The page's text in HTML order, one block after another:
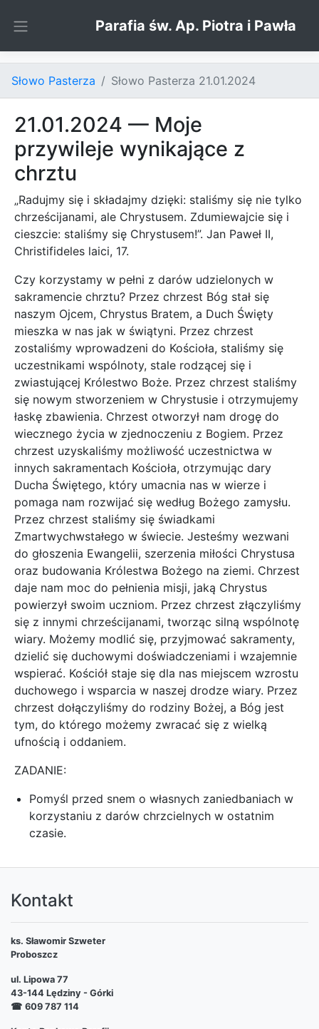
Parafia św. Ap. Piotra i Pawła
Słowo Pasterza Słowo Pasterza 21.01.2024
21.01.2024 — Moje
przywileje wynikające z
chrztu
„Radujmy się i składajmy dzięki: staliśmy się nie tylko
chrześcijanami, ale Chrystusem. Zdumiewajcie się i
cieszcie: staliśmy się Chrystusem!”. Jan Paweł II,
Christifideles laici, 17.
Czy korzystamy w pełni z darów udzielonych w
sakramencie chrztu? Przez chrzest Bóg stał się
naszym Ojcem, Chrystus Bratem, a Duch Święty
mieszka w nas jak w świątyni. Przez chrzest
zostaliśmy wprowadzeni do Kościoła, staliśmy się
uczestnikami wspólnoty, stale rodzącej się i
zwiastującej Królestwo Boże. Przez chrzest staliśmy
się nowym stworzeniem w Chrystusie i otrzymujemy
łaskę zbawienia. Chrzest otworzył nam drogę do
wiecznego życia w zjednoczeniu z Bogiem. Przez
chrzest uzyskaliśmy możliwość uczestnictwa w
innych sakramentach Kościoła, otrzymując dary
Ducha Świętego, który umacnia nas w wierze i
pomaga nam rozwijać się według Bożego zamysłu.
Przez chrzest staliśmy się świadkami
Zmartwychwstałego w świecie. Jesteśmy wezwani
do głoszenia Ewangelii, szerzenia miłości Chrystusa
oraz budowania Królestwa Bożego na ziemi. Chrzest
daje nam moc do pełnienia misji, jaką Chrystus
powierzył swoim uczniom. Przez chrzest złączyliśmy
się z innymi chrześcijanami, tworząc silną wspólnotę
wiary. Możemy modlić się, przyjmować sakramenty,
dzielić się duchowymi doświadczeniami i wzajemnie
wspierać. Kościół staje się dla nas miejscem wzrostu
duchowego i wsparcia w naszej drodze wiary. Przez
chrzest dołączyliśmy do rodziny Bożej, a Bóg jest
tym, do którego możemy zwracać się z wielką
ufnością i oddaniem.
ZADANIE:
Pomyśl przed snem o własnych zaniedbaniach w
korzystaniu z darów chrzcielnych w ostatnim
czasie.
Kontakt
ks. Sławomir Szweter
Proboszcz
ul. Lipowa 77
43-144 Lędziny - Górki
☎ 609 787 114